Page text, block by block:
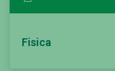
Fisica